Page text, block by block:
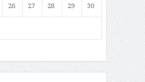
26 27 28 29 30